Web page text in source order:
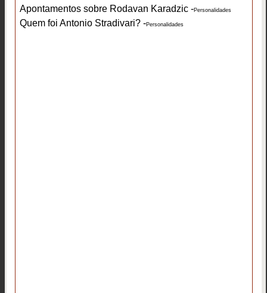
Apontamentos sobre Rodavan Karadzic -Personalidades
Quem foi Antonio Stradivari? -Personalidades